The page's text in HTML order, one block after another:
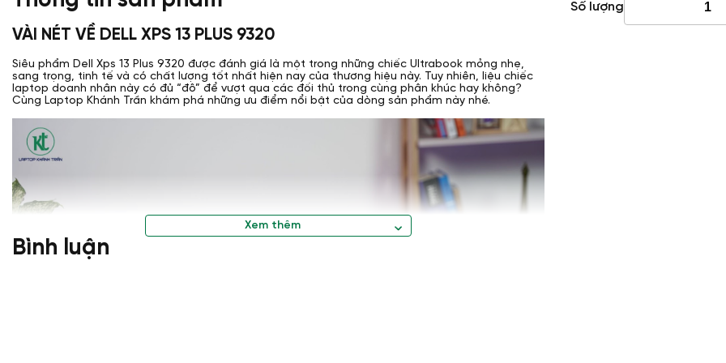
Số lượng
VÀI NÉT VỀ DELL XPS 13 PLUS 9320
Siêu phẩm Dell Xps 13 Plus 9320 được đánh giá là một trong những chiếc Ultrabook mỏng nhẹ,
sang trọng, tinh tế và có chất lượng tốt nhất hiện nay của thương hiệu này. Tuy nhiên, liệu chiếc
laptop doanh nhân này có đủ “đô” để vượt qua các đối thủ trong cùng phân khúc hay không?
Cùng Laptop Khánh Trần khám phá những ưu điểm nổi bật của dòng sản phẩm này nhé.
Xem thêm
Bình luận